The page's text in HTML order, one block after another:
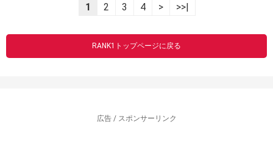
1 2 3 4 > >>|
RANK1トップページに戻る
広告 / スポンサーリンク